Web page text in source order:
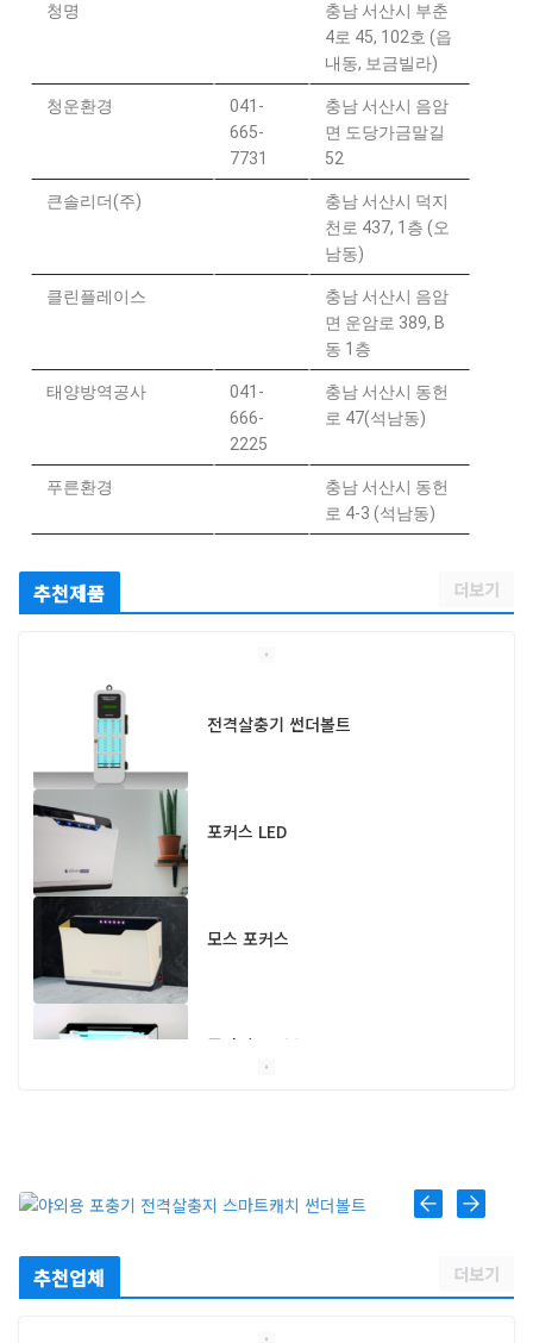
청명
충남 서산시 부춘
4로 45, 102호 (읍
내동, 보금빌라)
청운환경
041-
665-
7731
충남 서산시 음암
면 도당가금말길
52
큰솔리더(주)
충남 서산시 덕지
천로 437, 1층 (오
남동)
클린플레이스
충남 서산시 음암
면 운암로 389, B
동 1층
태양방역공사
041-
666-
2225
충남 서산시 동헌
로 47(석남동)
푸른환경
충남 서산시 동헌
로 4-3 (석남동)
추천제품 더보기
전격살충기 썬더볼트
포커스 LED
모스 포커스
플라이 포커스
추천업체 더보기